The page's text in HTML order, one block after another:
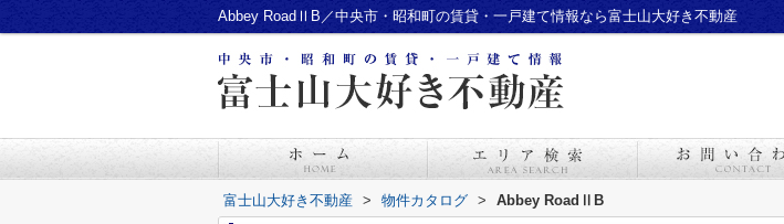
Abbey RoadⅡB／中央市・昭和町の賃貸・一戸建て情報なら富士山大好き不動産
富士山大好き不動産 > 物件カタログ > Abbey RoadⅡB